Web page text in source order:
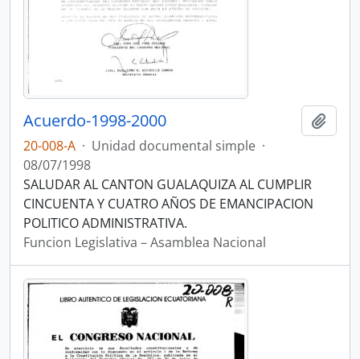
Acuerdo-1998-2000
20-008-A · Unidad documental simple ·
08/07/1998
SALUDAR AL CANTON GUALAQUIZA AL CUMPLIR
CINCUENTA Y CUATRO AÑOS DE EMANCIPACION
POLITICO ADMINISTRATIVA.
Funcion Legislativa – Asamblea Nacional